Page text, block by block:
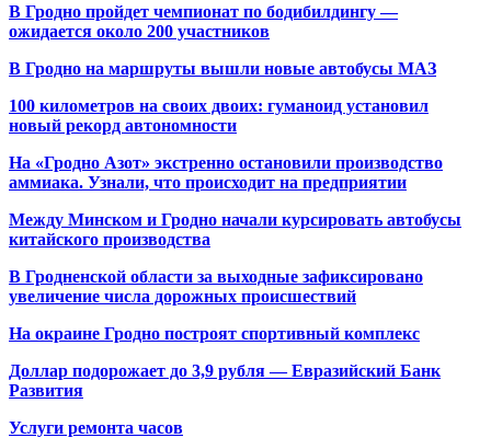
В Гродно пройдет чемпионат по бодибилдингу —
ожидается около 200 участников
В Гродно на маршруты вышли новые автобусы МАЗ
100 километров на своих двоих: гуманоид установил
новый рекорд автономности
На «Гродно Азот» экстренно остановили производство
аммиака. Узнали, что происходит на предприятии
Между Минском и Гродно начали курсировать автобусы
китайского производства
В Гродненской области за выходные зафиксировано
увеличение числа дорожных происшествий
На окраине Гродно построят спортивный комплекс
Доллар подорожает до 3,9 рубля — Евразийский Банк
Развития
Услуги ремонта часов